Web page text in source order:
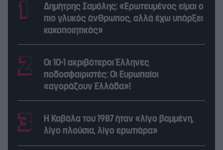
Δημήτρης Σαμόλης: «Ερωτευμένος είμαι ο
πιο γλυκός άνθρωπος, αλλά έχω υπάρξει
κακοποιητικός»
Οι 10+1 ακριβότεροι Έλληνες
ποδοσφαιριστές: Οι Ευρωπαίοι
«αγοράζουν Ελλάδα»!
Η Καβάλα του 1987 ήταν «λίγο βαμμένη,
λίγο πλούσια, λίγο ερωτιάρα»